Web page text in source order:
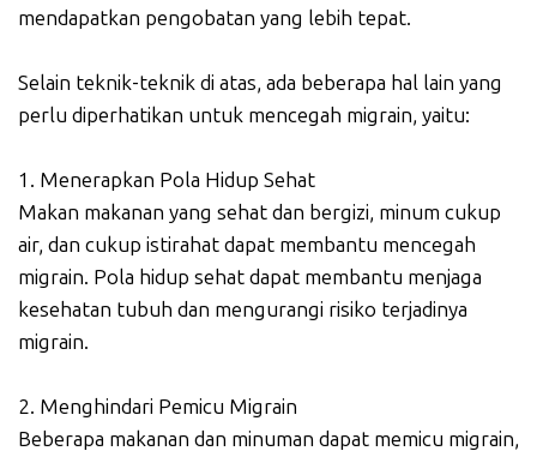
mendapatkan pengobatan yang lebih tepat.
Selain teknik-teknik di atas, ada beberapa hal lain yang
perlu diperhatikan untuk mencegah migrain, yaitu:
1. Menerapkan Pola Hidup Sehat
Makan makanan yang sehat dan bergizi, minum cukup
air, dan cukup istirahat dapat membantu mencegah
migrain. Pola hidup sehat dapat membantu menjaga
kesehatan tubuh dan mengurangi risiko terjadinya
migrain.
2. Menghindari Pemicu Migrain
Beberapa makanan dan minuman dapat memicu migrain,